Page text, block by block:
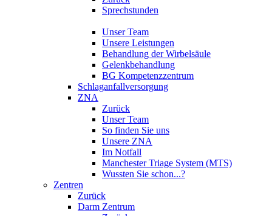
Sprechstunden
Unser Team
Unsere Leistungen
Behandlung der Wirbelsäule
Gelenkbehandlung
BG Kompetenzzentrum
Schlaganfallversorgung
ZNA
Zurück
Unser Team
So finden Sie uns
Unsere ZNA
Im Notfall
Manchester Triage System (MTS)
Wussten Sie schon...?
Zentren
Zurück
Darm Zentrum